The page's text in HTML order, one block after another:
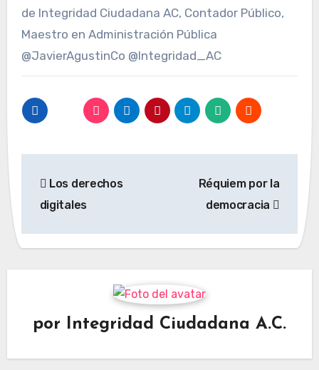
de Integridad Ciudadana AC, Contador Público,
Maestro en Administración Pública
@JavierAgustinCo @Integridad_AC
de
Los derechos
digitales
Réquiem por la
democracia
por Integridad Ciudadana A.C.